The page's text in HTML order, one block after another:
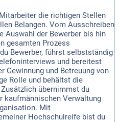
die richtigen Stellen
Belangen. Vom Ausschreiben
Auswahl der Bewerber bis hin
gesamten Prozess
Bewerber, führst selbstständig
und bereitest
Gewinnung und Betreuung von
Rolle und behältst die
übernimmst du
kaufmännischen Verwaltung
Mit
Hochschulreife bist du